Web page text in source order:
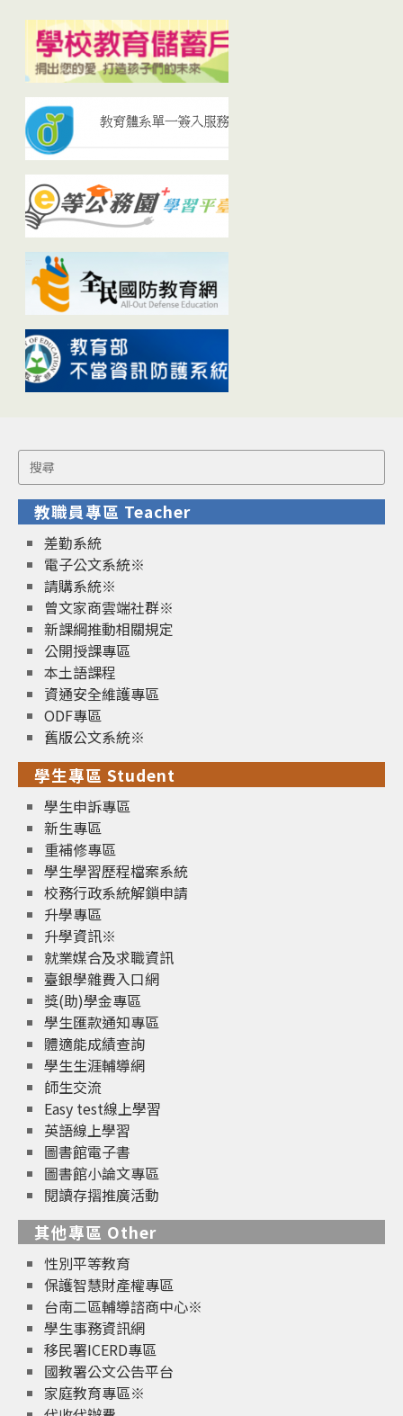
Search
for:
教職員專區 Teacher
差勤系統
電子公文系統※
請購系統※
曾文家商雲端社群※
新課綱推動相關規定
公開授課專區
本土語課程
資通安全維護專區
ODF專區
舊版公文系統※
學生專區 Student
學生申訴專區
新生專區
重補修專區
學生學習歷程檔案系統
校務行政系統解鎖申請
升學專區
升學資訊※
就業媒合及求職資訊
臺銀學雜費入口網
獎(助)學金專區
學生匯款通知專區
體適能成績查詢
學生生涯輔導網
師生交流
Easy test線上學習
英語線上學習
圖書館電子書
圖書館小論文專區
閱讀存摺推廣活動
其他專區 Other
性別平等教育
保護智慧財產權專區
台南二區輔導諮商中心※
學生事務資訊網
移民署ICERD專區
國教署公文公告平台
家庭教育專區※